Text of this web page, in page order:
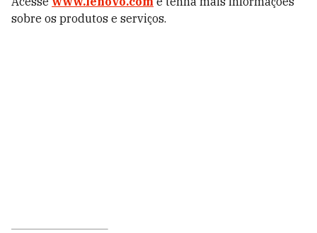
sobre os produtos e serviços.